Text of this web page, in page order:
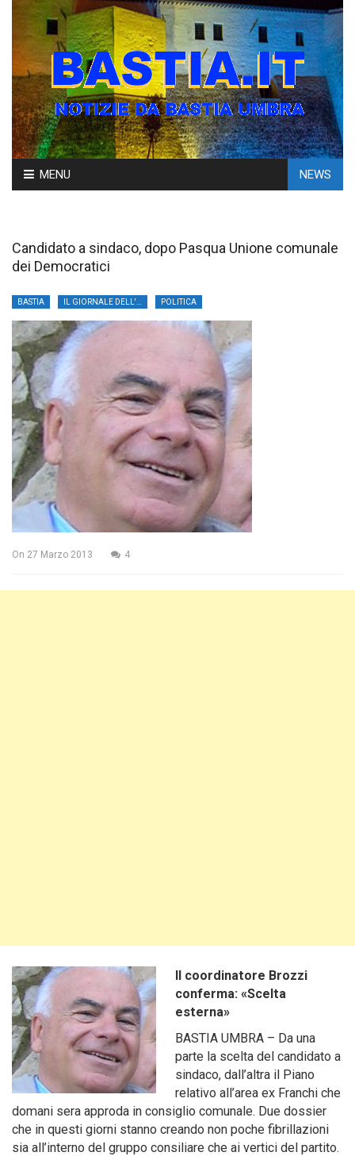
Skip
to
MENU NEWS
Candidato a sindaco, dopo Pasqua Unione comunale
dei Democratici
BASTIA POLITICA
On 27 Marzo 2013 4
Il coordinatore Brozzi
conferma: «Scelta
esterna»
BASTIA UMBRA – Da una
parte la scelta del candidato a
sindaco, dall’altra il Piano
relativo all’area ex Franchi che
domani sera approda in consiglio comunale. Due dossier
che in questi giorni stanno creando non poche fibrillazioni
sia all’interno del gruppo consiliare che ai vertici del partito.